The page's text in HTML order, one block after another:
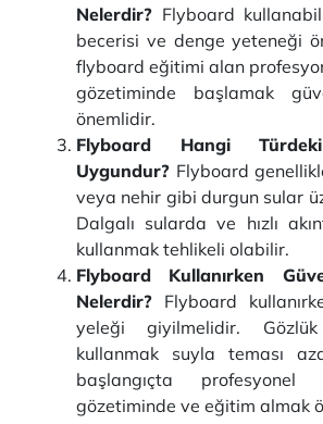
Nelerdir? Flyboard
becerisi ve denge yeteneği
flyboard eğitimi alan
gözetiminde başlamak
önemlidir.
Flyboard Hangi
Uygundur? Flyboard
veya nehir gibi durgun sular
Dalgalı sularda ve hızlı
kullanmak tehlikeli olabilir.
Flyboard Kullanırken
Nelerdir? Flyboard
yeleği giyilmelidir.
kullanmak suyla teması
başlangıçta
gözetiminde ve eğitim almak